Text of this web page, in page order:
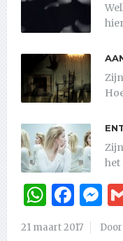
het
21 maart 2017